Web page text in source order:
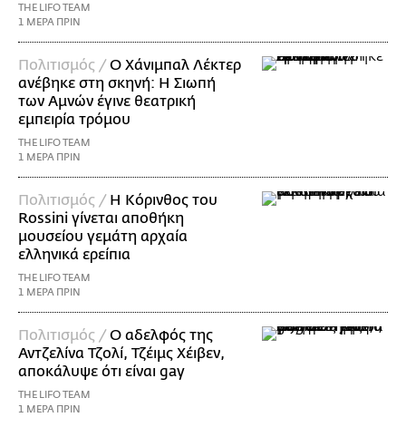
THE LIFO TEAM
1 ΜΕΡΑ ΠΡΙΝ
Πολιτισμός /Ο Χάνιμπαλ Λέκτερ
ανέβηκε στη σκηνή: Η Σιωπή
των Αμνών έγινε θεατρική
εμπειρία τρόμου
THE LIFO TEAM
1 ΜΕΡΑ ΠΡΙΝ
Πολιτισμός / Η Κόρινθος του
Rossini γίνεται αποθήκη
μουσείου γεμάτη αρχαία
ελληνικά ερείπια
THE LIFO TEAM
1 ΜΕΡΑ ΠΡΙΝ
Πολιτισμός /Ο αδελφός της
Αντζελίνα Τζολί, Τζέιμς Χέιβεν,
αποκάλυψε ότι είναι gay
THE LIFO TEAM
1 ΜΕΡΑ ΠΡΙΝ